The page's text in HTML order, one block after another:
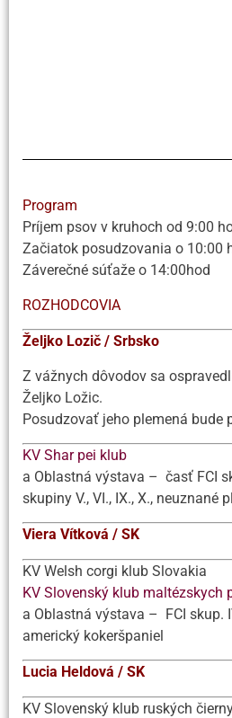
Program
Príjem psov v kruhoch od 9:00
Začiatok posudzovania o 10:00
Záverečné súťaže o 14:00hod
ROZHODCOVIA
Željko Lozič / Srbsko
Z vážnych dôvodov sa
Željko Ložic.
Posudzovať jeho plemená bude
KV Shar pei klub
a Oblastná výstava – časť FCI
skupiny V., VI., IX., X., neuznané
Viera Vítková / SK
KV Welsh corgi klub Slovakia
KV Slovenský klub maltézskych
a Oblastná výstava – FCI skup.
americký kokeršpaniel
Lucia Heldová / SK
KV Slovenský klub ruských